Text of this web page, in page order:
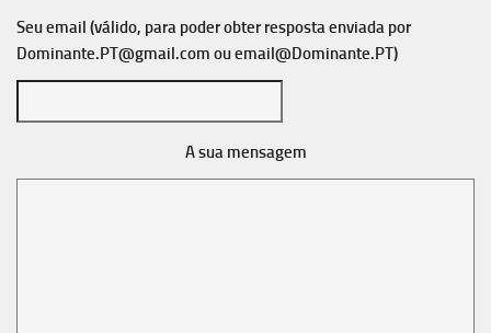
Seu email (válido, para poder obter resposta enviada por
Dominante.PT@gmail.com ouemail@Dominante.PT)
A sua mensagem